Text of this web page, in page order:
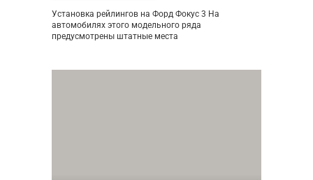
Установка рейлингов на Форд Фокус 3 На
автомобилях этого модельного ряда
предусмотрены штатные места